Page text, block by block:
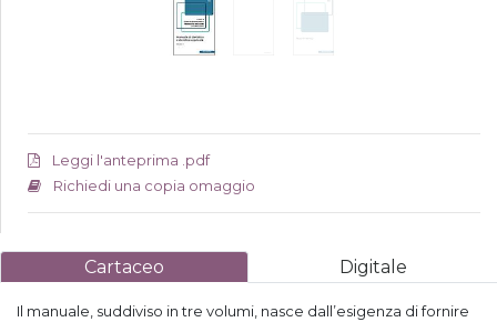
Leggi l'anteprima .pdf
Richiedi una copia omaggio
Cartaceo Digitale
Il manuale, suddiviso in tre volumi, nasce dall’esigenza di fornire